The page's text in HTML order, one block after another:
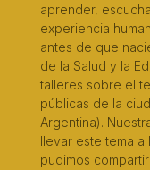
aprender,
experiencia
antes de que
de la Salud y la
talleres sobre el
públicas de la
Argentina).
llevar este tema a
pudimos